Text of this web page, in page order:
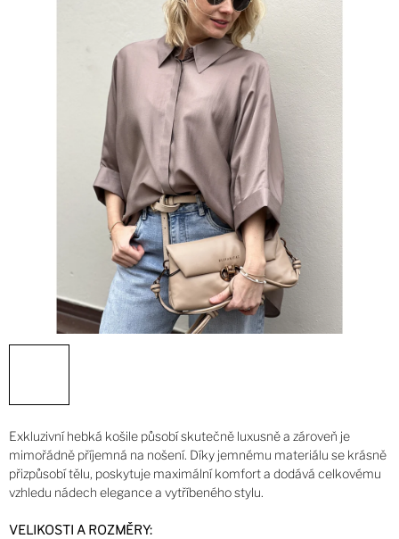
Exkluzivní hebká košile působí skutečně luxusně a zároveň je
mimořádně příjemná na nošení. Díky jemnému materiálu se krásně
přizpůsobí tělu, poskytuje maximální komfort a dodává celkovému
vzhledu nádech elegance a vytříbeného stylu.
VELIKOSTI A ROZMĚRY: